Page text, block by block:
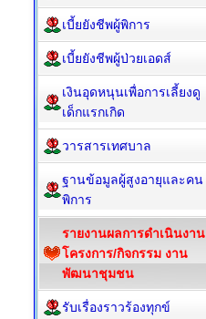
เบี้ยยังชีพผู้พิการ
เบี้ยยังชีพผู้ป่วยเอดส์
เงินอุดหนุนเพื่อการเลี้ยงดู
เด็กแรกเกิด
วารสารเทศบาล
ฐานข้อมูลผู้สูงอายุและคน
พิการ
รายงานผลการดำเนินงาน
โครงการ/กิจกรรม งาน
พัฒนาชุมชน
รับเรื่องราวร้องทุกข์